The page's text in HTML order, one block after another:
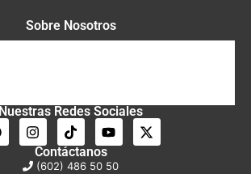
Sobre Nosotros
Nuestras Redes Sociales
Contáctanos
(602) 486 50 50